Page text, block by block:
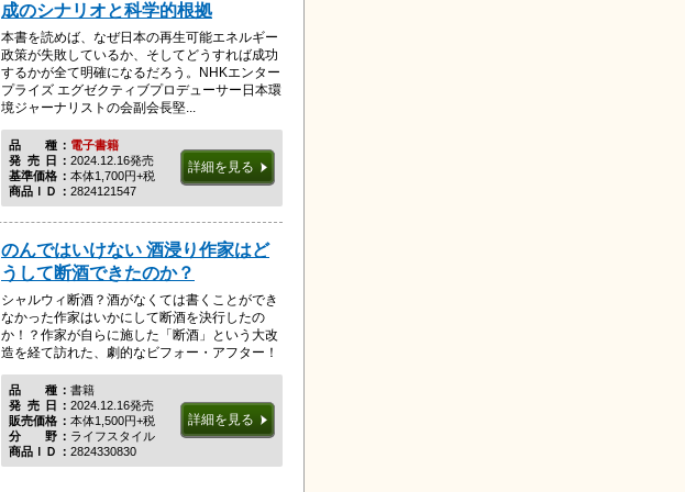
成のシナリオと科学的根拠
本書を読めば、なぜ日本の再生可能エネルギー
政策が失敗しているか、そしてどうすれば成功
するかが全て明確になるだろう。NHKエンター
プライズ エグゼクティブプロデューサー日本環
境ジャーナリストの会副会長堅...
品種電子書籍
発売日 2024.12.16発売
基準価格
本体1,700円+税
商品ＩＤ
2824121547
詳細を見る
のんではいけない 酒浸り作家はど
うして断酒できたのか？
シャルウィ断酒？酒がなくては書くことができ
なかった作家はいかにして断酒を決行したの
か！？作家が自らに施した「断酒」という大改
造を経て訪れた、劇的なビフォー・アフター！
品種書籍
発売日 2024.12.16発売
販売価格
本体1,500円+税
分野ライフスタイル
商品ＩＤ
2824330830
詳細を見る